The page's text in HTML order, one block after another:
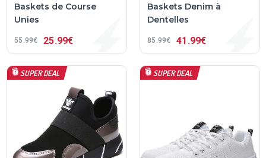
Baskets de Course
Unies
55 99€ 25 99€
Baskets Denim à
Dentelles
85 99€ 41 99€
SUPER DEAL SUPER DEAL